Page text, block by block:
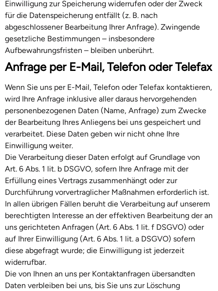
Einwilligung zur Speicherung widerrufen oder der Zweck
für die Datenspeicherung entfällt (z. B. nach
abgeschlossener Bearbeitung Ihrer Anfrage). Zwingende
gesetzliche Bestimmungen – insbesondere
Aufbewahrungsfristen – bleiben unberührt.
Anfrage per E-Mail, Telefon oder Telefax
Wenn Sie uns per E-Mail, Telefon oder Telefax kontaktieren,
wird Ihre Anfrage inklusive aller daraus hervorgehenden
personenbezogenen Daten (Name, Anfrage) zum Zwecke
der Bearbeitung Ihres Anliegens bei uns gespeichert und
verarbeitet. Diese Daten geben wir nicht ohne Ihre
Einwilligung weiter.
Die Verarbeitung dieser Daten erfolgt auf Grundlage von
Art. 6 Abs. 1 lit. b DSGVO, sofern Ihre Anfrage mit der
Erfüllung eines Vertrags zusammenhängt oder zur
Durchführung vorvertraglicher Maßnahmen erforderlich ist.
In allen übrigen Fällen beruht die Verarbeitung auf unserem
berechtigten Interesse an der effektiven Bearbeitung der an
uns gerichteten Anfragen (Art. 6 Abs. 1 lit. f DSGVO) oder
auf Ihrer Einwilligung (Art. 6 Abs. 1 lit. a DSGVO) sofern
diese abgefragt wurde; die Einwilligung ist jederzeit
widerrufbar.
Die von Ihnen an uns per Kontaktanfragen übersandten
Daten verbleiben bei uns, bis Sie uns zur Löschung